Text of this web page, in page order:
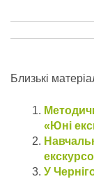
Близькі
«Юні
У